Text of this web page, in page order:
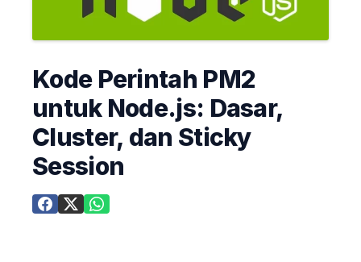
Kode Perintah PM2
untuk Node.js: Dasar,
Cluster, dan Sticky
Session